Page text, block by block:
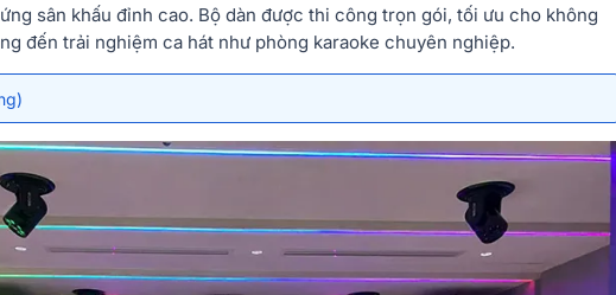
sân khấu đỉnh cao. Bộ dàn được thi công trọn gói, tối ưu cho không
đến trải nghiệm ca hát như phòng karaoke chuyên nghiệp.